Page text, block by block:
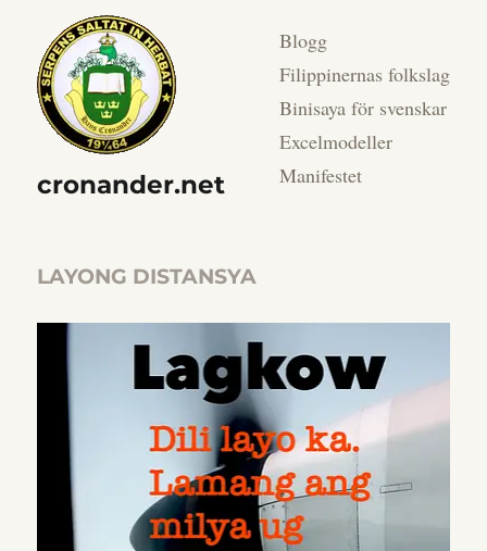
cronander.net
Blogg
Filippinernas folkslag
Binisaya för svenskar
Excelmodeller
Manifestet
LAYONG DISTANSYA